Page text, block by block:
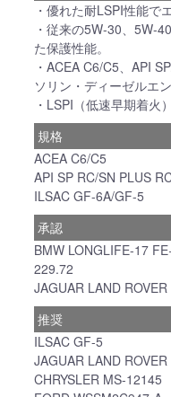
・優れた耐LSPI性能で
・従来の5W-30、5W-
た保護性能。
・ACEA C6/C5、API
ソリン・ディーゼルエ
・LSPI（低速早期着火
規格
ACEA C6/C5
API SP RC/SN PLUS
ILSAC GF-6A/GF-5
承認
BMW LONGLIFE-17
229.72
JAGUAR LAND
推奨
ILSAC GF-5
JAGUAR LAND
CHRYSLER MS-